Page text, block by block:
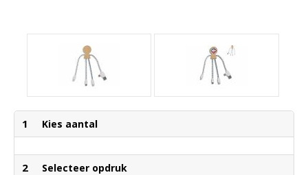
1 Kies aantal
2 Selecteer opdruk